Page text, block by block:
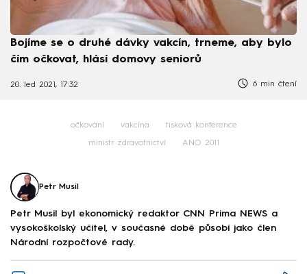
Bojíme se o druhé dávky vakcín, trneme, aby bylo
čím očkovat, hlásí domovy seniorů
20. led 2021, 17:32 6 min čtení
očkování vakcína tisková konference
ministr zdravotnictví ANO 2011
Petr Musil
Petr Musil byl ekonomický redaktor CNN Prima NEWS a
vysokoškolský učitel, v současné době působí jako člen
Národní rozpočtové rady.